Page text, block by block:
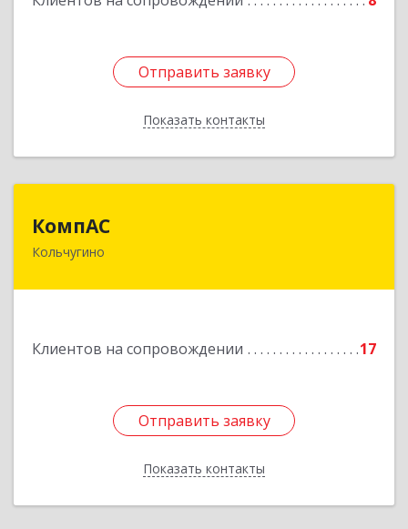
Отправить заявку
Показать контакты
Отправить заявку
Назад
КомпАС
Кольчугино
Клиентов на сопровождении 17
Отправить заявку
Показать контакты
601782, Владимирская область, г.Кольчугино,
Отправить заявку
Назад